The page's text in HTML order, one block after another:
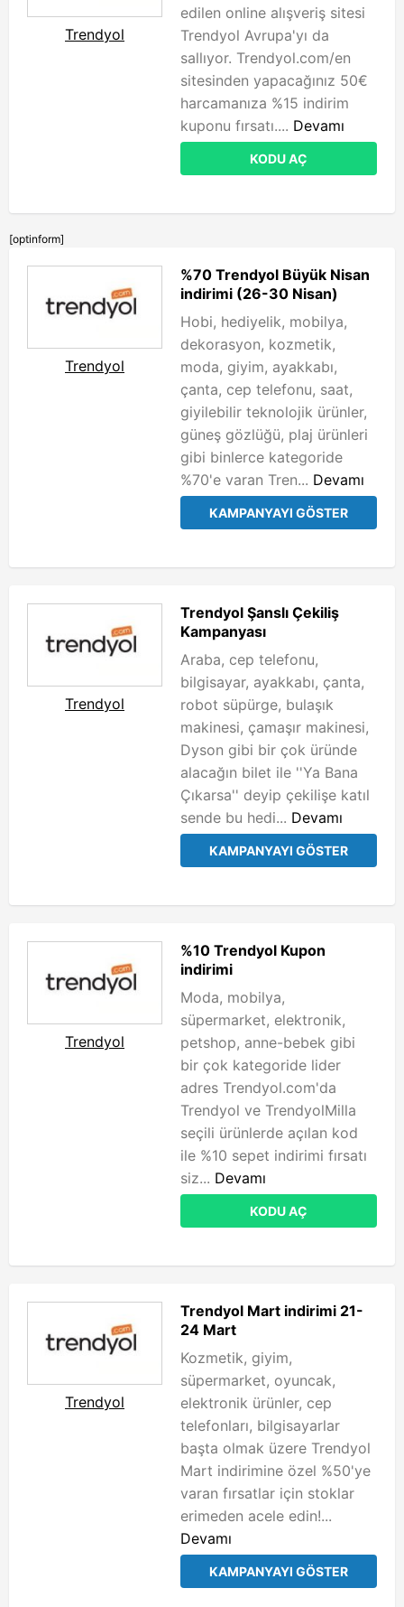
Trendyol
edilen online alışveriş sitesi
Trendyol Avrupa'yı da
sallıyor. Trendyol.com/en
sitesinden yapacağınız 50€
harcamanıza %15 indirim
kuponu fırsatı.... Devamı
KODU AÇ
[optinform]
Trendyol
%70 Trendyol Büyük Nisan
indirimi (26-30 Nisan)
Hobi, hediyelik, mobilya,
dekorasyon, kozmetik,
moda, giyim, ayakkabı,
çanta, cep telefonu, saat,
giyilebilir teknolojik ürünler,
güneş gözlüğü, plaj ürünleri
gibi binlerce kategoride
%70'e varan Tren... Devamı
KAMPANYAYI GÖSTER
Trendyol
Trendyol Şanslı Çekiliş
Kampanyası
Araba, cep telefonu,
bilgisayar, ayakkabı, çanta,
robot süpürge, bulaşık
makinesi, çamaşır makinesi,
Dyson gibi bir çok üründe
alacağın bilet ile ''Ya Bana
Çıkarsa'' deyip çekilişe katıl
sende bu hedi... Devamı
KAMPANYAYI GÖSTER
Trendyol
%10 Trendyol Kupon
indirimi
Moda, mobilya,
süpermarket, elektronik,
petshop, anne-bebek gibi
bir çok kategoride lider
adres Trendyol.com'da
Trendyol ve TrendyolMilla
seçili ürünlerde açılan kod
ile %10 sepet indirimi fırsatı
siz... Devamı
KODU AÇ
Trendyol
Trendyol Mart indirimi 21-
24 Mart
Kozmetik, giyim,
süpermarket, oyuncak,
elektronik ürünler, cep
telefonları, bilgisayarlar
başta olmak üzere Trendyol
Mart indirimine özel %50'ye
varan fırsatlar için stoklar
erimeden acele edin!...
Devamı
KAMPANYAYI GÖSTER